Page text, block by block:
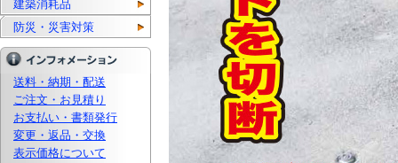
建築消耗品
防災・災害対策
送料・納期・配送
ご注文・お見積り
お支払い・書類発行
変更・返品・交換
表示価格について